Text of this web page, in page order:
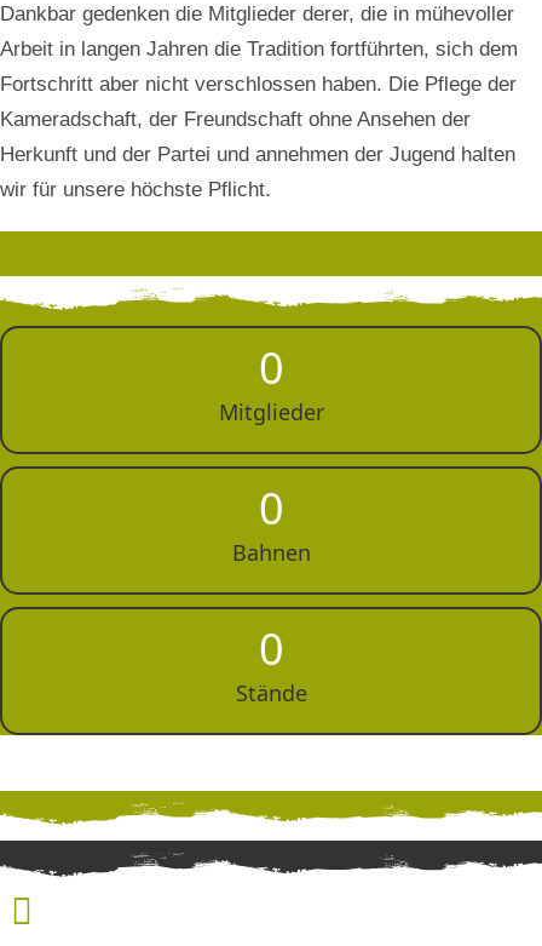
Dankbar gedenken die Mitglieder derer, die in mühevoller
Arbeit in langen Jahren die Tradition fortführten, sich dem
Fortschritt aber nicht verschlossen haben. Die Pflege der
Kameradschaft, der Freundschaft ohne Ansehen der
Herkunft und der Partei und annehmen der Jugend halten
wir für unsere höchste Pflicht.
0
Mitglieder
0
Bahnen
0
Stände